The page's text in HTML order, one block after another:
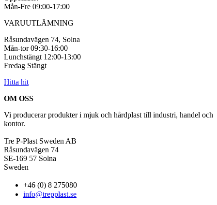
Mån-Fre 09:00-17:00
VARUUTLÄMNING
Råsundavägen 74, Solna
Mån-tor 09:30-16:00
Lunchstängt 12:00-13:00
Fredag Stängt
Hitta hit
OM OSS
Vi producerar produkter i mjuk och hårdplast till industri, handel och
kontor.
Tre P-Plast Sweden AB
Råsundavägen 74
SE-169 57 Solna
Sweden
+46 (0) 8 275080
info@trepplast.se